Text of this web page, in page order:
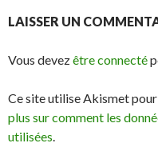
LAISSER UN
Vous devezêtre connecté
Ce site utilise Akismet
plus sur comment les
utilisées.